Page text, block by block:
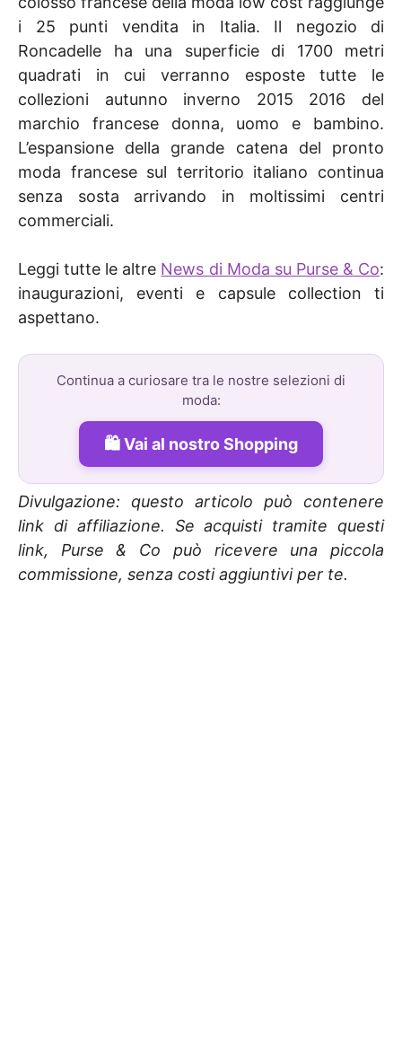
i 25 punti vendita in Italia. Il negozio di
Roncadelle ha una superficie di 1700 metri
quadrati in cui verranno esposte tutte le
collezioni autunno inverno 2015 2016 del
marchio francese donna, uomo e bambino.
L’espansione della grande catena del pronto
moda francese sul territorio italiano continua
senza sosta arrivando in moltissimi centri
commerciali.
Leggi tutte le altre News di Moda su Purse & Co:
inaugurazioni, eventi e capsule collection ti
aspettano.
Continua a curiosare tra le nostre selezioni di
moda:
Vai al nostro Shopping
Divulgazione: questo articolo può contenere
link di affiliazione. Se acquisti tramite questi
link, Purse & Co può ricevere una piccola
commissione, senza costi aggiuntivi per te.